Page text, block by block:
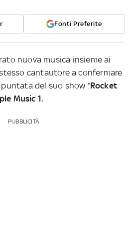
Fonti Preferite
nuova musica insieme ai
cantautore a confermare
del suo show “Rocket
Music 1.
PUBBLICITÀ